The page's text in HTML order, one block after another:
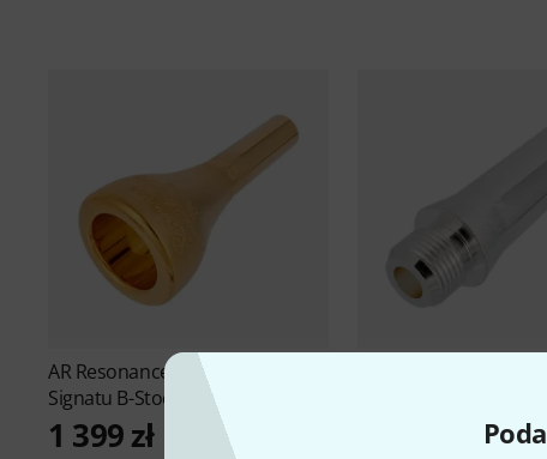
AR Resonance
Glenn Van Looy
Signatu B-Stock
1 399 zł